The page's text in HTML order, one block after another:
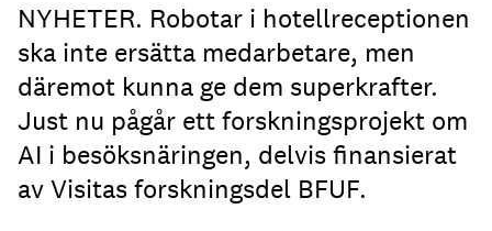
NYHETER. Robotar i hotellreceptionen
ska inte ersätta medarbetare, men
däremot kunna ge dem superkrafter.
Just nu pågår ett forskningsprojekt om
AI i besöksnäringen, delvis finansierat
av Visitas forskningsdel BFUF.